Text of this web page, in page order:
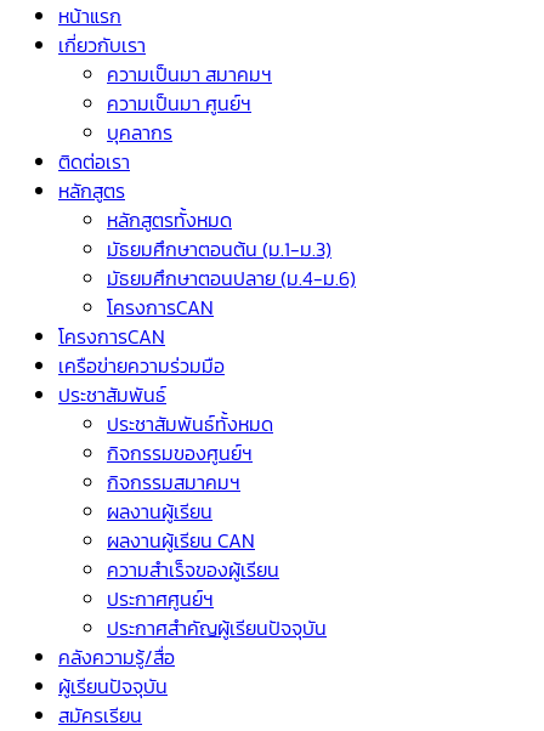
หน้าแรก
เกี่ยวกับเรา
ความเป็นมา สมาคมฯ
ความเป็นมา ศูนย์ฯ
บุคลากร
ติดต่อเรา
หลักสูตร
หลักสูตรทั้งหมด
มัธยมศึกษาตอนต้น (ม.1-ม.3)
มัธยมศึกษาตอนปลาย (ม.4-ม.6)
โครงการCAN
โครงการCAN
เครือข่ายความร่วมมือ
ประชาสัมพันธ์
ประชาสัมพันธ์ทั้งหมด
กิจกรรมของศูนย์ฯ
กิจกรรมสมาคมฯ
ผลงานผู้เรียน
ผลงานผู้เรียน CAN
ความสำเร็จของผู้เรียน
ประกาศศูนย์ฯ
ประกาศสำคัญผู้เรียนปัจจุบัน
คลังความรู้/สื่อ
ผู้เรียนปัจจุบัน
สมัครเรียน